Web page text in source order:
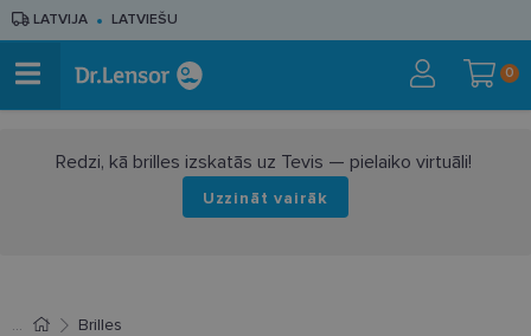
LATVIJA LATVIEŠU
0
Redzi, kā brilles izskatās uz Tevis — pielaiko virtuāli!
Uzzināt vairāk
Brilles